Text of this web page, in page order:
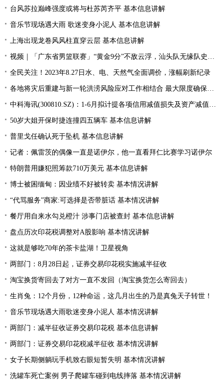
台风苏拉巅峰强度或将与杜苏芮齐平 基本信息讲解
音乐节现场遇大雨 歌迷变身小泥人 基本信息讲解
上海出现龙卷风风柱直穿云层 基本信息讲解
视频｜「广东省男篮联赛」“黄金9分”不敌云浮，汕头队无缘队史首个四强
全民关注！2023年8.27日水、电、天然气全面调价，涨幅刷新纪录
各地将灾后重建与新一轮洪涝风险应对工作相结合 最大限度确保群众生命财产安全
中科海讯(300810.SZ)：1-6月拟计提各项信用减值损失及资产减值准备5189.85万元
50岁大姐开保时捷连撞四五辆车 基本信息讲解
普里戈任确认死于坠机 基本信息讲解
记者：佩雷茨的偶像一直是诺伊尔，他一直看拜仁比赛学习诺伊尔
特朗普用嫌犯照筹款710万美元 基本信息讲解
博士被困缅甸：因业绩不好被转卖 基本情况讲解
“代骂服务”商家:可选择是否带脏话 基本情况讲解
餐厅用自来水勾兑橙汁 涉事门店被查封 基本信息讲解
盘点历次印花税调整对A股影响 基本情况讲解
这就是够吃70年的茶卡盐湖！卫星视角
两部门：8月28日起，证券交易印花税实施减半征收
淘宝换货寄回去了对方一直不发回（淘宝换货怎么寄回去）
生肖兔：12个月份，12种命运，这几月出生的乃是真兔天子转世！
音乐节现场遇大雨歌迷变身小泥人 基本情况讲解
两部门：减半征收证券交易印花税 基本信息讲解
两部门：证券交易印花税减半征收 基本情况讲解
女子长期侧躺玩手机致右眼短暂失明 基本情况讲解
洗罐车死亡案例 男子爬罐车碰到电线摔落 基本情况讲解